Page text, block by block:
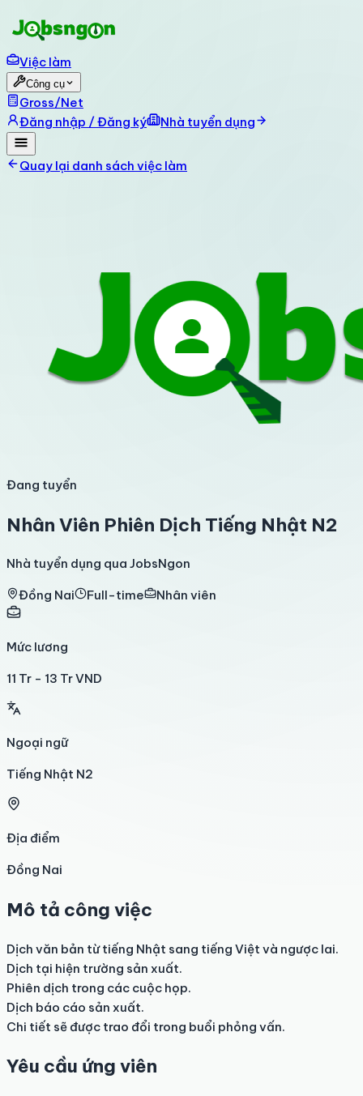
Việc làm
Công cụ
Gross/Net
Đăng nhập / Đăng ký
Nhà tuyển dụng
Quay lại danh sách việc làm
Đang tuyển
Nhân Viên Phiên Dịch Tiếng Nhật N2
Nhà tuyển dụng qua JobsNgon
Đồng Nai Full-time Nhân viên
Mức lương
11 Tr - 13 Tr VND
Ngoại ngữ
Tiếng Nhật N2
Địa điểm
Đồng Nai
Mô tả công việc
Dịch văn bản từ tiếng Nhật sang tiếng Việt và ngược lai.
Dịch tại hiện trường sản xuất.
Phiên dịch trong các cuộc họp.
Dịch báo cáo sản xuất.
Chi tiết sẽ được trao đổi trong buổi phỏng vấn.
Yêu cầu ứng viên